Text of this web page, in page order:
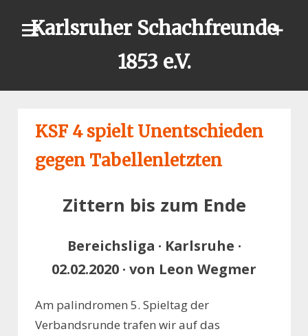
Karlsruher Schachfreunde
1853 e.V.
KSF 4 spielt Unentschieden
gegen Tabellenletzten
Zittern bis zum Ende
Bereichsliga · Karlsruhe ·
02.02.2020 · von Leon Wegmer
Am palindromen 5. Spieltag der
Verbandsrunde trafen wir auf das